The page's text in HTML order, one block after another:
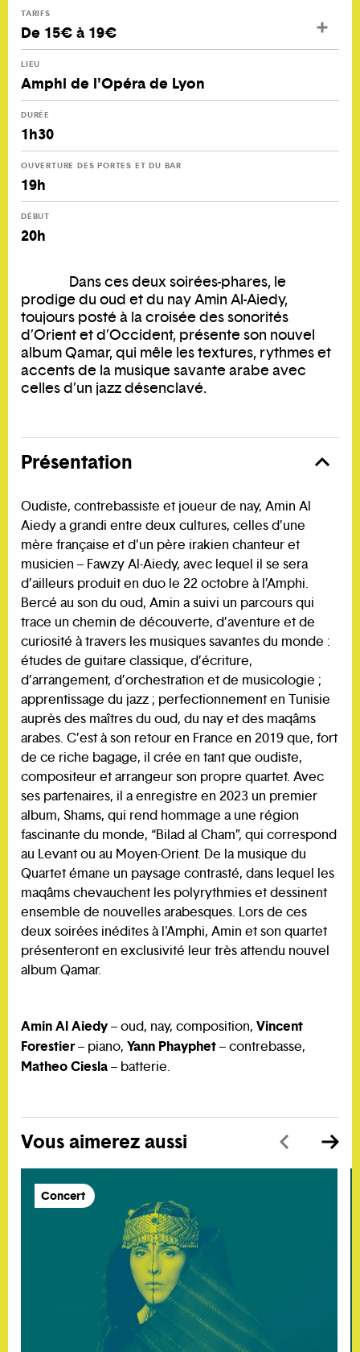
TARIFS
De 15€ à 19€
LIEU
Amphi de l'Opéra de Lyon
DURÉE
1h30
OUVERTURE DES PORTES ET DU BAR
19h
DÉBUT
20h
Dans ces deux soirées-phares, le
prodige du oud et du nay Amin Al-Aiedy,
toujours posté à la croisée des sonorités
d’Orient et d’Occident, présente son nouvel
album Qamar, qui mêle les textures, rythmes et
accents de la musique savante arabe avec
celles d’un jazz désenclavé.
Présentation
Oudiste, contrebassiste et joueur de nay, Amin Al
Aiedy a grandi entre deux cultures, celles d’une
mère française et d’un père irakien chanteur et
musicien – Fawzy Al-Aiedy, avec lequel il se sera
d’ailleurs produit en duo le 22 octobre à l’Amphi.
Bercé au son du oud, Amin a suivi un parcours qui
trace un chemin de découverte, d’aventure et de
curiosité à travers les musiques savantes du monde :
études de guitare classique, d’écriture,
d’arrangement, d’orchestration et de musicologie ;
apprentissage du jazz ; perfectionnement en Tunisie
auprès des maîtres du oud, du nay et des maqâms
arabes. C’est à son retour en France en 2019 que, fort
de ce riche bagage, il crée en tant que oudiste,
compositeur et arrangeur son propre quartet. Avec
ses partenaires, il a enregistre en 2023 un premier
album, Shams, qui rend hommage a une région
fascinante du monde, “Bilad al Cham”, qui correspond
au Levant ou au Moyen-Orient. De la musique du
Quartet émane un paysage contrasté, dans lequel les
maqâms chevauchent les polyrythmies et dessinent
ensemble de nouvelles arabesques. Lors de ces
deux soirées inédites à l'Amphi, Amin et son quartet
présenteront en exclusivité leur très attendu nouvel
album Qamar.
Amin Al Aiedy– oud, nay, composition, Vincent
Forestier– piano, Yann Phayphet– contrebasse,
Matheo Ciesla– batterie.
Vous aimerez aussi
Concert